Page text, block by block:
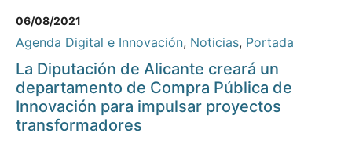
06/08/2021
Agenda Digital e Innovación, Noticias, Portada
La Diputación de Alicante creará un
departamento de Compra Pública de
Innovación para impulsar proyectos
transformadores